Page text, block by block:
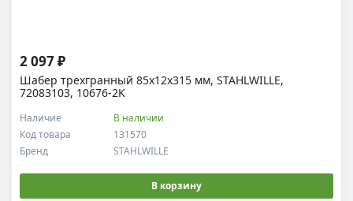
Шабер трехгранный 85х12х315 мм, STAHLWILLE,
72083103, 10676-2K
Код товара 131570
Наличие В наличии
Бренд STAHLWILLE
2 097 ₽
В корзину